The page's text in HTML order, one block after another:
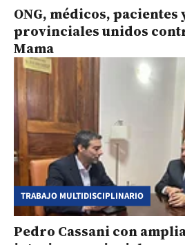
ONG, médicos,
provinciales unidos
Mama
TRABAJO MULTIDISCIPLINARIO
Pedro Cassani con